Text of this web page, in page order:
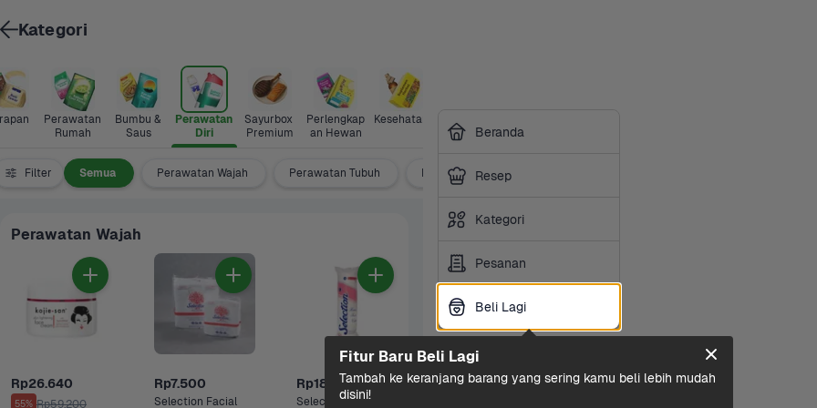
Perawatan
Rumah
Bumbu &
Saus
Perawatan
Diri
Sayurbox
Premium
Perlengkap
an Hewan
Kesehatan
Masak
Filter Semua Perawatan Wajah Perawatan Tubuh Perawatan Gigi & Mulut
Perawatan Wajah
Rp26.640
55% Rp59.200
Rp7.500
Selection Facial
Rp18.000
Selection Facial
Beranda
Resep
Kategori
Pesanan
Beli Lagi
Kategori
Beli Lagi
Fitur Baru Beli Lagi
Tambah ke keranjang barang yang sering kamu beli lebih mudah
disini!